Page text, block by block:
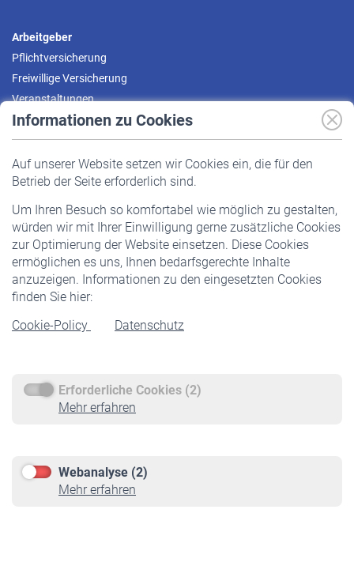
Informationen zu Cookies
Auf unserer Website setzen wir Cookies ein, die für den
Betrieb der Seite erforderlich sind.
Um Ihren Besuch so komfortabel wie möglich zu gestalten,
würden wir mit Ihrer Einwilligung gerne zusätzliche Cookies
zur Optimierung der Website einsetzen. Diese Cookies
ermöglichen es uns, Ihnen bedarfsgerechte Inhalte
anzuzeigen. Informationen zu den eingesetzten Cookies
finden Sie hier:
Cookie-Policy
Datenschutz
Erforderliche Cookies (2)
Mehr erfahren
Webanalyse (2)
Mehr erfahren
Arbeitgeber
Pflichtversicherung
Freiwillige Versicherung
Veranstaltungen
Pflichtversicherung
Staatliche Förderung
Veranstaltungen
Rentner
Rentenbeginn
Rente beantragen
Service
Informationen
Online-Rechner
VBLnewsletter